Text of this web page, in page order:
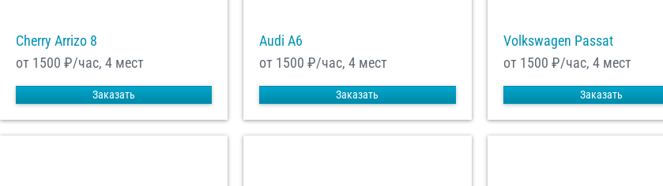
Cherry Arrizo 8
от 1500 ₽/час, 4 мест
Заказать
Audi A6
от 1500 ₽/час, 4 мест
Заказать
Volkswagen Passat
от 1500 ₽/час, 4 мест
Заказать